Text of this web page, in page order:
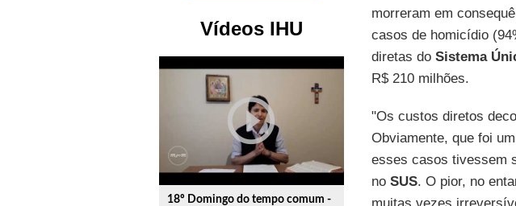
Vídeos IHU
play_circle_outline
18º Domingo do tempo comum -
morreram em
casos de homicídio
diretas do Sistema
R$ 210 milhões.
"Os custos diretos
Obviamente, que foi
esses casos tivessem
no SUS. O pior, no